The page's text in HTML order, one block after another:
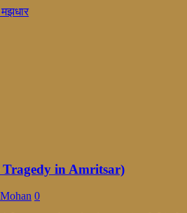
Tragedy in Amritsar)
0